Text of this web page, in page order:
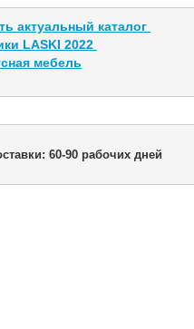
актуальный каталог
LASKI 2022
мебель
60-90 рабочих дней